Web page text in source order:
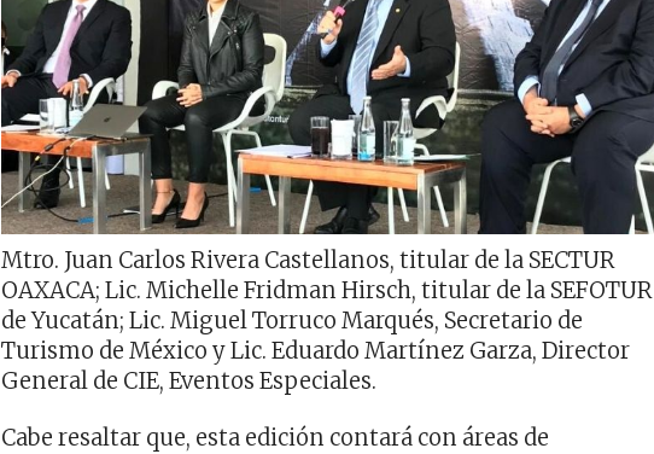
Mtro. Juan Carlos Rivera Castellanos, titular de la SECTUR
OAXACA; Lic. Michelle Fridman Hirsch, titular de la SEFOTUR
de Yucatán; Lic. Miguel Torruco Marqués, Secretario de
Turismo de México y Lic. Eduardo Martínez Garza, Director
General de CIE, Eventos Especiales.
Cabe resaltar que, esta edición contará con áreas de